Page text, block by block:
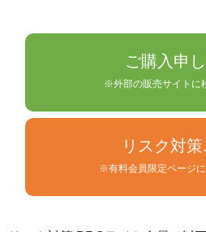
ご購入申
※外部の販売サイトに
リスク対
※有料会員限定ページに